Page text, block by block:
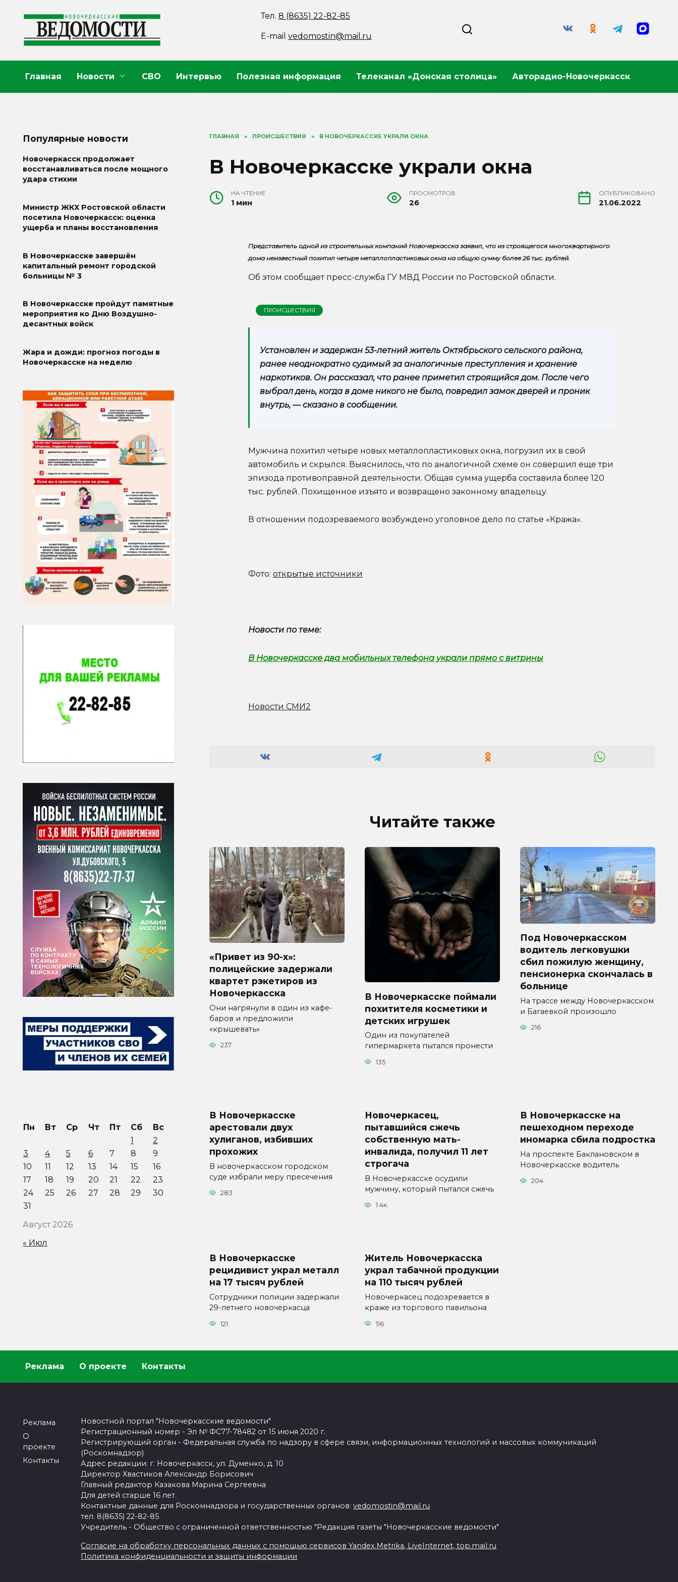
содержанию
Тел.8 (8635) 22-82-85
E-mailvedomostin@mail.ru
Главная Новости СВО Интервью Полезная информация Телеканал «Донская столица» Авторадио-Новочеркасск
ГЛАВНАЯ » ПРОИСШЕСТВИЯ » В НОВОЧЕРКАССКЕ УКРАЛИ ОКНА
В Новочеркасске украли окна
НА ЧТЕНИЕ
1 мин
ПРОСМОТРОВ
26
ОПУБЛИКОВАНО
21.06.2022
Представитель одной из строительных компаний Новочеркасска заявил, что из строящегося многоквартирного
дома неизвестный похитил четыре металлопластиковых окна на общую сумму более 26 тыс. рублей.
Об этом сообщает пресс-служба ГУ МВД России по Ростовской области.
ПРОИСШЕСТВИЯ
Установлен и задержан 53-летний житель Октябрьского сельского района,
ранее неоднократно судимый за аналогичные преступления и хранение
наркотиков. Он рассказал, что ранее приметил строящийся дом. После чего
выбрал день, когда в доме никого не было, повредил замок дверей и проник
внутрь, — сказано в сообщении.
Мужчина похитил четыре новых металлопластиковых окна, погрузил их в свой
автомобиль и скрылся. Выяснилось, что по аналогичной схеме он совершил еще три
эпизода противоправной деятельности. Общая сумма ущерба составила более 120
тыс. рублей. Похищенное изъято и возвращено законному владельцу.
В отношении подозреваемого возбуждено уголовное дело по статье «Кража».
Фото: открытые источники
Новости по теме:
В Новочеркасске два мобильных телефона украли прямо с витрины
Новости СМИ2
Читайте также
«Привет из 90-х»:
полицейские задержали
квартет рэкетиров из
Новочеркасска
Они нагрянули в один из кафе-
баров и предложили
«крышевать»
237
В Новочеркасске поймали
похитителя косметики и
детских игрушек
Один из покупателей
гипермаркета пытался пронести
135
Под Новочеркасском
водитель легковушки
сбил пожилую женщину,
пенсионерка скончалась в
больнице
На трассе между Новочеркасском
и Багаевкой произошло
216
В Новочеркасске
арестовали двух
хулиганов, избивших
прохожих
В новочеркасском городском
суде избрали меру пресечения
283
Новочеркасец,
пытавшийся сжечь
собственную мать-
инвалида, получил 11 лет
строгача
В Новочеркасске осудили
мужчину, который пытался сжечь
1.4к.
В Новочеркасске на
пешеходном переходе
иномарка сбила подростка
На проспекте Баклановском в
Новочеркасске водитель
204
В Новочеркасске
рецидивист украл металл
на 17 тысяч рублей
Сотрудники полиции задержали
29-летнего новочеркасца
121
Житель Новочеркасска
украл табачной продукции
на 110 тысяч рублей
Новочеркасец подозревается в
краже из торгового павильона
116
Популярные новости
Новочеркасск продолжает
восстанавливаться после мощного
удара стихии
Министр ЖКХ Ростовской области
посетила Новочеркасск: оценка
ущерба и планы восстановления
В Новочеркасске завершён
капитальный ремонт городской
больницы № 3
В Новочеркасске пройдут памятные
мероприятия ко Дню Воздушно-
десантных войск
Жара и дожди: прогноз погоды в
Новочеркасске на неделю
Август 2026
Пн Вт Ср Чт Пт Сб
Вс
1
2
3
4 5 6 7 8
9
10
11 12 13 14 15
16
17
18 19 20 21 22
23
24
25 26 27 28 29
30
31
« Июл
Реклама О проекте Контакты
Реклама
О
проекте
Контакты
Новостной портал "Новочеркасские ведомости"
Регистрационный номер - Эл № ФС77-78482 от 15 июня 2020 г.
Регистрирующий орган - Федеральная служба по надзору в сфере связи, информационных технологий и массовых коммуникаций
(Роскомнадзор)
Адрес редакции: г. Новочеркасск, ул. Думенко, д. 10
Директор Хвастиков Александр Борисович
Главный редактор Казакова Марина Сергеевна
Для детей старше 16 лет.
Контактные данные для Роскомнадзора и государственных органов:vedomostin@mail.ru
тел. 8(8635) 22-82-85
Учредитель - Общество с ограниченной ответственностью "Редакция газеты "Новочеркасские ведомости"
Согласие на обработку персональных данных с помощью сервисов Yandex.Metrika, LiveInternet, top.mail.ru
Политика конфиденциальности и защиты информации